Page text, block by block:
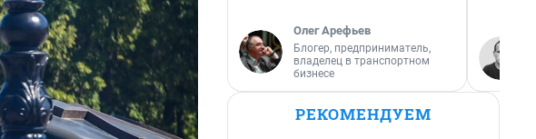
Олег Арефьев
Блогер, предприниматель,
владелец в транспортном
бизнесе
РЕКОМЕНДУЕМ